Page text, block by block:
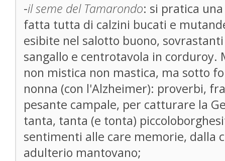
-il seme del Tamarondo: si pratica
fatta tutta di calzini bucati e
esibite nel salotto buono,
sangallo e centrotavola in corduroy.
non mistica non mastica, ma sotto
nonna (con l'Alzheimer): proverbi,
pesante campale, per catturare la
tanta, tanta (e tonta)
sentimenti alle care memorie, dalla
adulterio mantovano;